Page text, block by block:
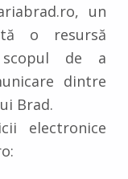
un
o resursă
de a
dintre
Brad.
electronice